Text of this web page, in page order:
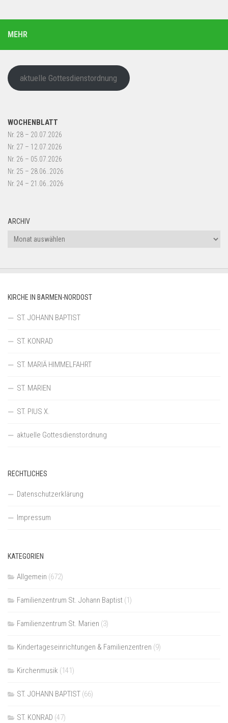
MEHR
aktuelle Gottesdienstordnung
WOCHENBLATT
Nr. 28 – 20.07.2026
Nr. 27 – 12.07.2026
Nr. 26 – 05.07.2026
Nr. 25 – 28.06..2026
Nr. 24 – 21.06..2026
ARCHIV
Archiv
KIRCHE IN BARMEN-NORDOST
ST. JOHANN BAPTIST
ST. KONRAD
ST. MARIÄ HIMMELFAHRT
ST. MARIEN
ST. PIUS X.
aktuelle Gottesdienstordnung
RECHTLICHES
Datenschutzerklärung
Impressum
KATEGORIEN
Allgemein (672)
Familienzentrum St. Johann Baptist (1)
Familienzentrum St. Marien (3)
Kindertageseinrichtungen & Familienzentren (9)
Kirchenmusik (141)
ST. JOHANN BAPTIST (66)
ST. KONRAD (47)